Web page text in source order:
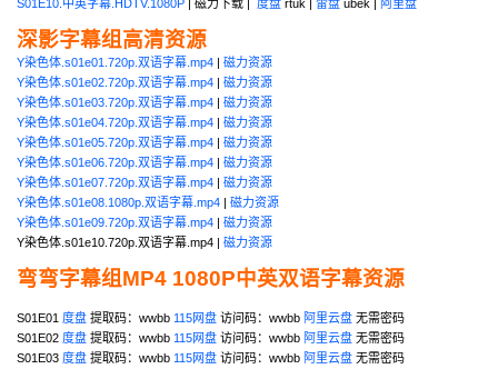
S01E10.中英字幕.HDTV.1080P | 磁力下载 | 度盘 rtuk | 雷盘 ubek | 阿里盘
深影字幕组高清资源
Y染色体.s01e01.720p.双语字幕.mp4 | 磁力资源
Y染色体.s01e02.720p.双语字幕.mp4 | 磁力资源
Y染色体.s01e03.720p.双语字幕.mp4 | 磁力资源
Y染色体.s01e04.720p.双语字幕.mp4 | 磁力资源
Y染色体.s01e05.720p.双语字幕.mp4 | 磁力资源
Y染色体.s01e06.720p.双语字幕.mp4 | 磁力资源
Y染色体.s01e07.720p.双语字幕.mp4 | 磁力资源
Y染色体.s01e08.1080p.双语字幕.mp4 | 磁力资源
Y染色体.s01e09.720p.双语字幕.mp4 | 磁力资源
Y染色体.s01e10.720p.双语字幕.mp4 | 磁力资源
弯弯字幕组MP4 1080P中英双语字幕资源
S01E01 度盘 提取码：wwbb 115网盘 访问码：wwbb 阿里云盘 无需密码
S01E02 度盘 提取码：wwbb 115网盘 访问码：wwbb 阿里云盘 无需密码
S01E03 度盘 提取码：wwbb 115网盘 访问码：wwbb 阿里云盘 无需密码